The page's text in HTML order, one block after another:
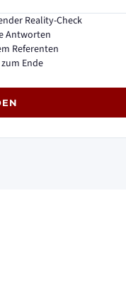
Reality-Check
Antworten
Referenten
Ende